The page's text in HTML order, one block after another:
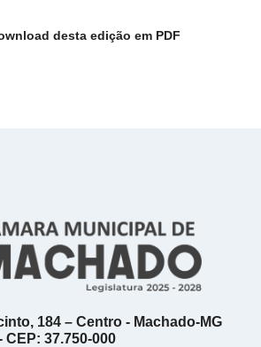
desta edição em PDF
184 – Centro - Machado-MG
CEP: 37.750-000